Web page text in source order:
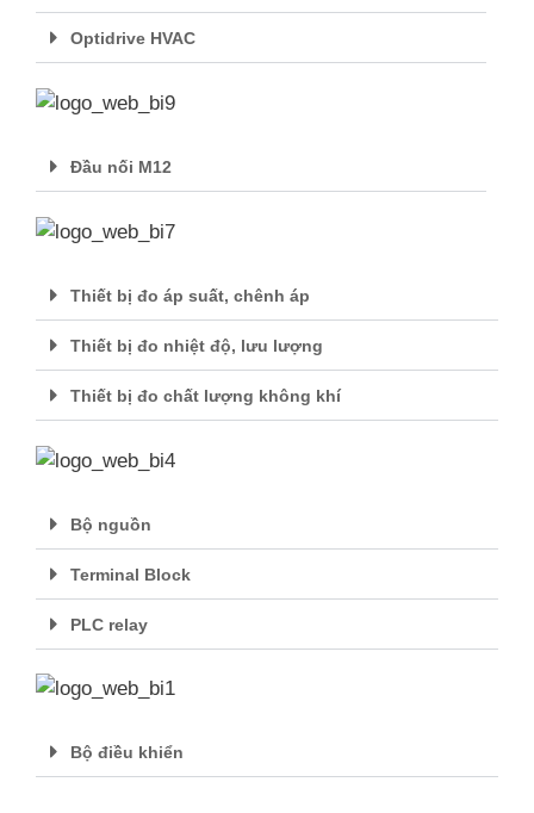
Optidrive HVAC
Đầu nối M12
Thiết bị đo áp suất, chênh áp
Thiết bị đo nhiệt độ, lưu lượng
Thiết bị đo chất lượng không khí
Bộ nguồn
Terminal Block
PLC relay
Bộ điều khiển